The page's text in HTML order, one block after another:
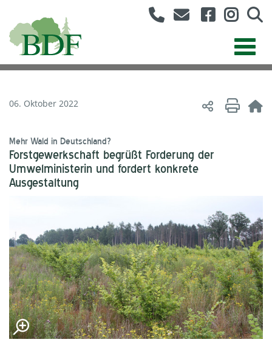
06. Oktober 2022
Mehr Wald in Deutschland?
Forstgewerkschaft begrüßt Forderung der
Umwelministerin und fordert konkrete
Ausgestaltung